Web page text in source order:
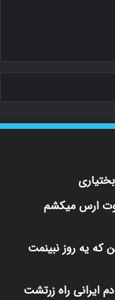
ارس میکشم
که یه روز نبینمت
ایرانی راه زرتشت